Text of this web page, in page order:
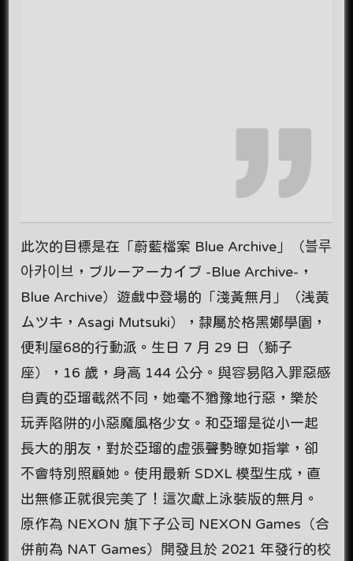
此次的目標是在「蔚藍檔案 Blue Archive」（블루
아카이브，ブルーアーカイブ -Blue Archive-，
Blue Archive）遊戲中登場的「淺黃無月」（浅黄
ムツキ，Asagi Mutsuki），隸屬於格黑娜學園，
便利屋68的行動派。生日 7 月 29 日（獅子
座），16 歲，身高 144 公分。與容易陷入罪惡感
自責的亞瑠截然不同，她毫不猶豫地行惡，樂於
玩弄陷阱的小惡魔風格少女。和亞瑠是從小一起
長大的朋友，對於亞瑠的虛張聲勢瞭如指掌，卻
不會特別照顧她。使用最新 SDXL 模型生成，直
出無修正就很完美了！這次獻上泳裝版的無月。
原作為 NEXON 旗下子公司 NEXON Games（合
併前為 NAT Games）開發且於 2021 年發行的校